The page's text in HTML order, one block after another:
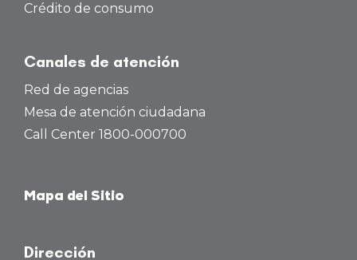
Crédito de consumo
Canales de atención
Red de agencias
Mesa de atención ciudadana
Call Center 1800-000700
Mapa del Sitio
Dirección